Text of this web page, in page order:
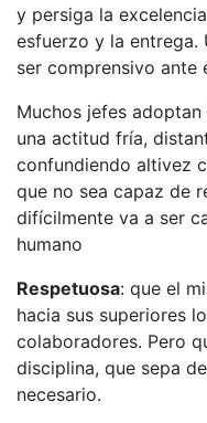
y persiga la
esfuerzo y la entrega.
ser comprensivo ante
Muchos jefes
una actitud fría,
confundiendo altivez
que no sea capaz de
difícilmente va a ser
humano
Respetuosa: que el
hacia sus superiores
colaboradores. Pero
disciplina, que sepa
necesario.